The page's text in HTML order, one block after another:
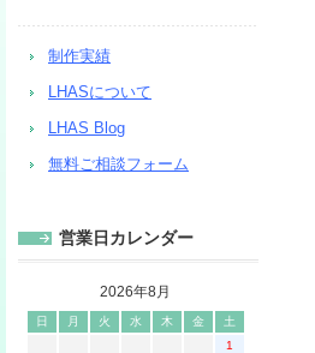
制作実績
LHASについて
LHAS Blog
無料ご相談フォーム
営業日カレンダー
2026年8月
日 月 火 水 木 金
土
1